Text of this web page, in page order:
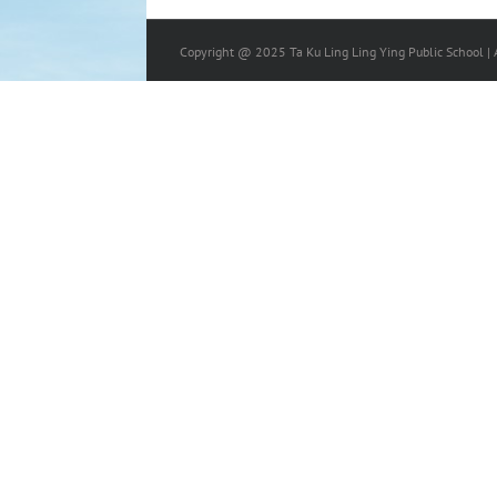
Copyright @ 2025 Ta Ku Ling Ling Ying Public School |